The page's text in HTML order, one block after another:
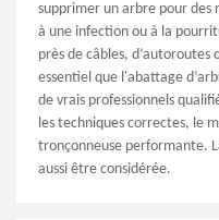
supprimer un arbre pour des
à une infection ou à la
près de câbles,
essentiel que l'abattage
de vrais professionnels
les techniques correctes, le
tronçonneuse performante.
aussi être considérée.